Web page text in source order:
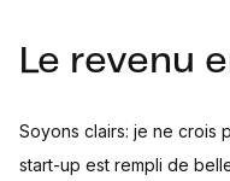
Le revenu
Soyons clairs: je ne crois
start-up est rempli de